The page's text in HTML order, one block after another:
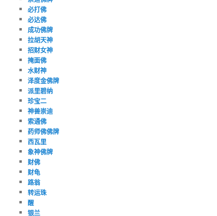
必打佛
必达佛
成功佛牌
拉胡天神
招财女神
掩面佛
水财神
泽度金佛牌
派里碧纳
珍宝二
神兽崇迪
索通佛
药师佛佛牌
西瓦里
象神佛牌
财佛
财龟
路翁
转运珠
醒
银兰